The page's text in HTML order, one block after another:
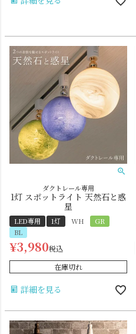
ダクトレール専用
1灯 スポットライト 天然石と惑
星
LED専用 1灯 WH
GR
BL
¥3,980税込
在庫切れ
詳細を見る